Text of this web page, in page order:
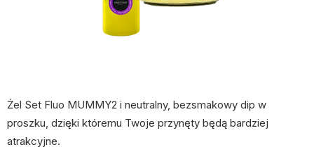
Żel Set Fluo MUMMY2 i neutralny, bezsmakowy dip w
proszku, dzięki któremu Twoje przynęty będą bardziej
atrakcyjne.